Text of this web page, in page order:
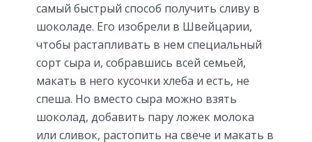
самый быстрый способ получить сливу в
шоколаде. Его изобрели в Швейцарии,
чтобы растапливать в нем специальный
сорт сыра и, собравшись всей семьей,
макать в него кусочки хлеба и есть, не
спеша. Но вместо сыра можно взять
шоколад, добавить пару ложек молока
или сливок, растопить на свече и макать в